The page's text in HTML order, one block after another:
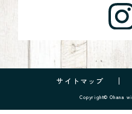
サイトマップ
Copyright© Ohana